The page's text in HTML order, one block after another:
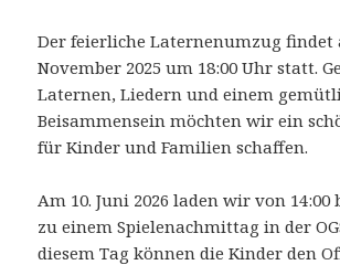
Der feierliche Laternenumzug findet
November 2025 um 18:00 Uhr statt.
Laternen, Liedern und einem
Beisammensein möchten wir ein
für Kinder und Familien schaffen.
Am 10. Juni 2026 laden wir von 14:00
zu einem Spielenachmittag in der
diesem Tag können die Kinder den